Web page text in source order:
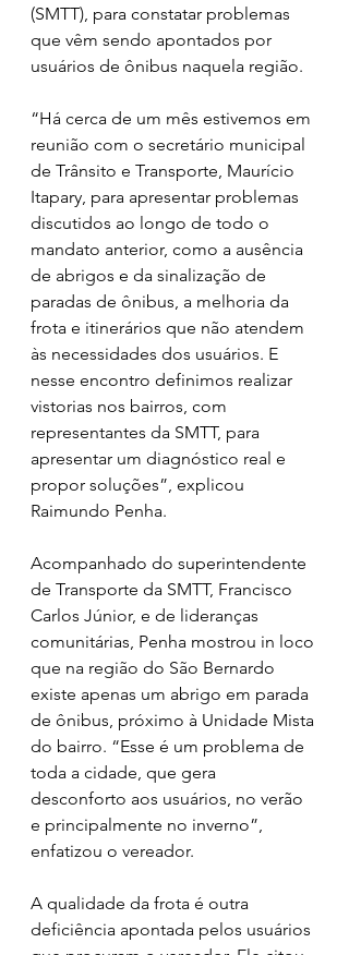
(SMTT), para constatar problemas
que vêm sendo apontados por
usuários de ônibus naquela região.
“Há cerca de um mês estivemos em
reunião com o secretário municipal
de Trânsito e Transporte, Maurício
Itapary, para apresentar problemas
discutidos ao longo de todo o
mandato anterior, como a ausência
de abrigos e da sinalização de
paradas de ônibus, a melhoria da
frota e itinerários que não atendem
às necessidades dos usuários. E
nesse encontro definimos realizar
vistorias nos bairros, com
representantes da SMTT, para
apresentar um diagnóstico real e
propor soluções”, explicou
Raimundo Penha.
Acompanhado do superintendente
de Transporte da SMTT, Francisco
Carlos Júnior, e de lideranças
comunitárias, Penha mostrou in loco
que na região do São Bernardo
existe apenas um abrigo em parada
de ônibus, próximo à Unidade Mista
do bairro. “Esse é um problema de
toda a cidade, que gera
desconforto aos usuários, no verão
e principalmente no inverno”,
enfatizou o vereador.
A qualidade da frota é outra
deficiência apontada pelos usuários